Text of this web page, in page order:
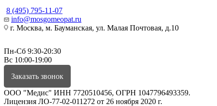
8 (495) 795-11-07
info@mosgomeopat.ru
г. Москва, м. Бауманская, ул. Малая Почтовая, д.10
Пн-Сб 9:30-20:30
Вс 10:00-19:00
Заказать звонок
ООО "Медис" ИНН 7720510456, ОГРН 1047796493359.
Лицензия ЛО-77-02-011272 от 26 ноября 2020 г.